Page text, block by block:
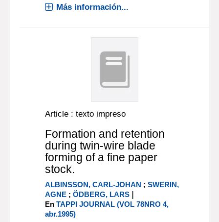
Más información...
Article : texto impreso
Formation and retention
during twin-wire blade
forming of a fine paper
stock.
ALBINSSON, CARL-JOHAN ;SWERIN,
AGNE ;ÖDBERG, LARS |
EnTAPPI JOURNAL (VOL 78NRO 4,
abr.1995)